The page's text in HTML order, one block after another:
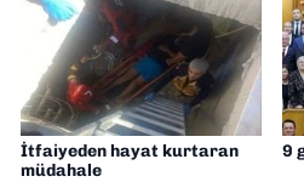
İtfaiyeden hayat kurtaran
müdahale
9